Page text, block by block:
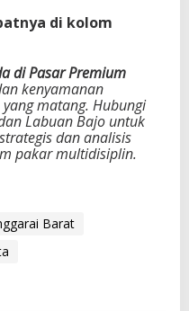
di kolom
di Pasar Premium
kenyamanan
matang. Hubungi
Labuan Bajo untuk
dan analisis
pakar multidisiplin.
Barat